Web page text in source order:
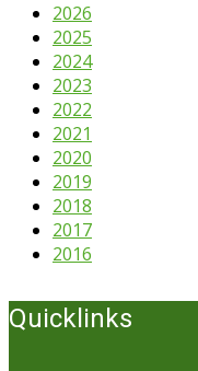
2026
2025
2024
2023
2022
2021
2020
2019
2018
2017
2016
Quicklinks